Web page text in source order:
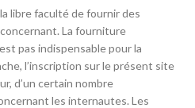
libre faculté de fournir des
La fourniture
pas indispensable pour la
l’inscription sur le présent site
d’un certain nombre
les internautes. Les